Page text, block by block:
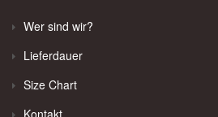
Wer sind wir?
Lieferdauer
Size Chart
Kontakt